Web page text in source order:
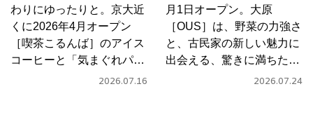
わりにゆったりと。京大近
くに2026年4月オープン
［喫茶こるんば］のアイス
コーヒーと「気まぐれパス
2026.07.16
月1日オープン。大原
［OUS］は、野菜の力強さ
と、古民家の新しい魅力に
出会える、驚きに満ちたカ
2026.07.24